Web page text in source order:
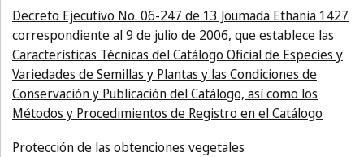
Decreto Ejecutivo No. 06-247 de 13 Joumada Ethania 1427
correspondiente al 9 de julio de 2006, que establece las
Características Técnicas del Catálogo Oficial de Especies y
Variedades de Semillas y Plantas y las Condiciones de
Conservación y Publicación del Catálogo, así como los
Métodos y Procedimientos de Registro en el Catálogo
Protección de las obtenciones vegetales